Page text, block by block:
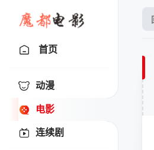
首页
动漫
电影
连续剧